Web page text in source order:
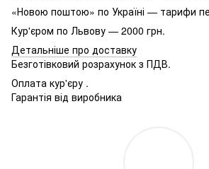
«Новою поштою» по Україні — тарифи
Кур'єром по Львову — 2000 грн.
Детальніше про доставку
Безготівковий розрахунок з ПДВ.
Оплата кур'єру .
Гарантія від виробника